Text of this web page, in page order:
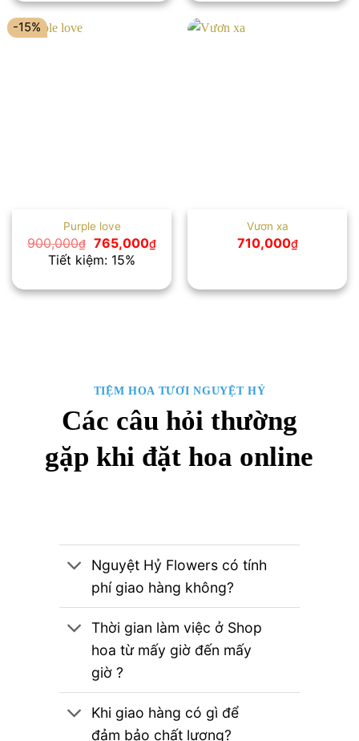
720,000₫.
-15%
Purple love
900,000₫ Giá
gốc
là:
765,000₫Giá
hiện
765,000₫.
Tiết kiệm: 15%
Vươn xa
710,000₫
TIỆM HOA TƯƠI NGUYỆT HỶ
Các câu hỏi thường
gặp khi đặt hoa online
Nguyệt Hỷ Flowers có tính
phí giao hàng không?
Thời gian làm việc ở Shop
hoa từ mấy giờ đến mấy
giờ ?
Khi giao hàng có gì để
đảm bảo chất lượng?